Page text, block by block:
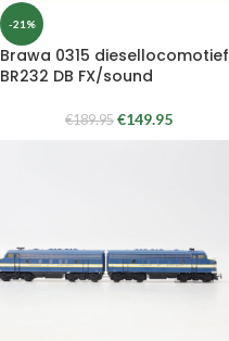
-21%
Brawa 0315 diesellocomotief
BR232 DB FX/sound
€189.95 €149.95